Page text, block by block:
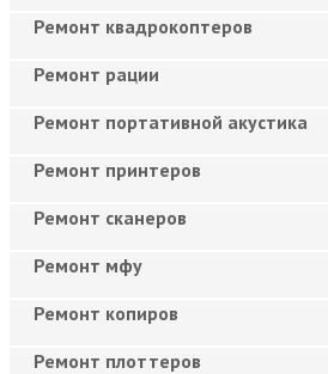
Ремонт квадрокоптеров
Ремонт рации
Ремонт портативной акустика
Ремонт принтеров
Ремонт сканеров
Ремонт мфу
Ремонт копиров
Ремонт плоттеров